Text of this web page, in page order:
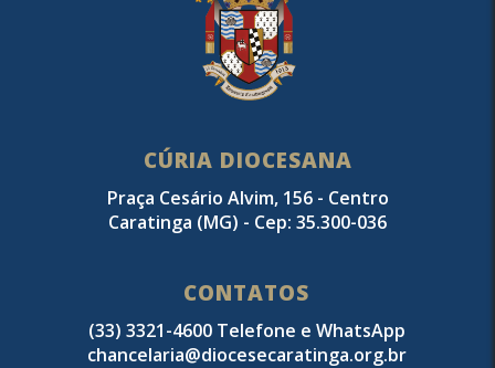
CÚRIA DIOCESANA
Praça Cesário Alvim, 156 - Centro
Caratinga (MG) - Cep: 35.300-036
CONTATOS
(33) 3321-4600 Telefone e WhatsApp
chancelaria@diocesecaratinga.org.br